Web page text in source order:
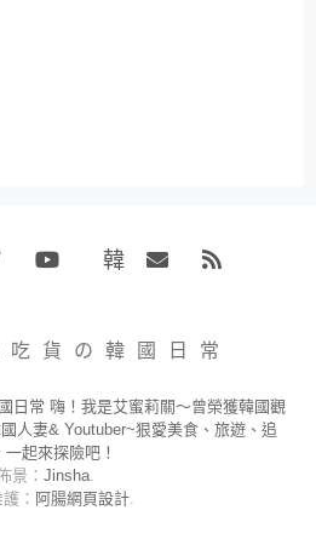
韓
小
賣
貨の韓國日常
日常 嗨！我是艾蜜莉關～曾榮獲韓國觀
人妻& Youtuber~狠愛美食、旅遊、追
一起來探險吧！
景： Jinsha.
： 阿腸網頁設計.